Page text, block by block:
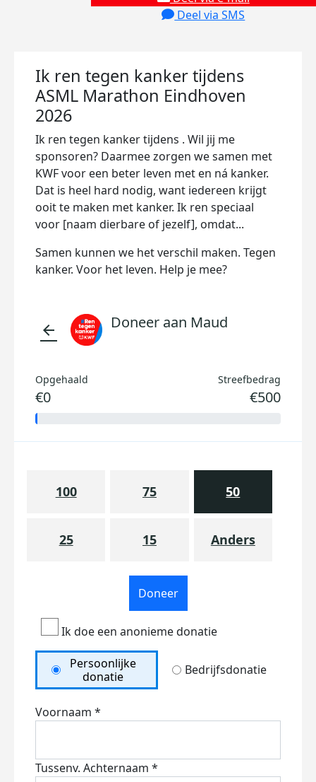
Deel via SMS
Ik ren tegen kanker tijdens
ASML Marathon Eindhoven
2026
Ik ren tegen kanker tijdens . Wil jij me
sponsoren? Daarmee zorgen we samen met
KWF voor een beter leven met en ná kanker.
Dat is heel hard nodig, want iedereen krijgt
ooit te maken met kanker. Ik ren speciaal
voor [naam dierbare of jezelf], omdat...
Samen kunnen we het verschil maken. Tegen
kanker. Voor het leven. Help je mee?
arrow_back Doneer aan Maud
Opgehaald
€0
Streefbedrag
€500
100 75 50
25 15 Anders
Doneer
Ik doe een anonieme donatie
Persoonlijke
donatie
Bedrijfsdonatie
Voornaam *
Tussenv. Achternaam *